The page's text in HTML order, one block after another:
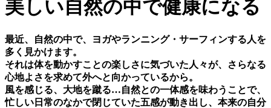
美しい⾃然の中で健康になる
最近、⾃然の中で、ヨガやランニング・サーフィンする⼈を
多く⾒かけます。
それは体を動かすことの楽しさに気づいた⼈々が、さらなる
⼼地よさを求めて外へと向かっているから。
⾵を感じる、⼤地を蹴る…⾃然との⼀体感を味わうことで、
忙しい⽇常のなかで閉じていた五感が動き出し、本来の⾃分